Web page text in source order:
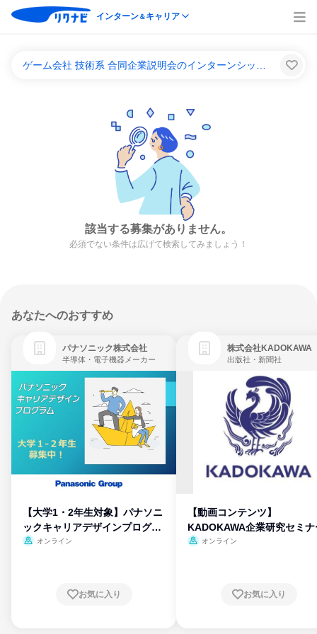
インターン＆キャリア
該当する募集がありません。
必須でない条件は広げて検索してみましょう！
あなたへのおすすめ
パナソニック株式会社
半導体・電子機器メーカー
【大学1・2年生対象】パナソニ
ックキャリアデザインプログラ
ム
オンライン
お気に入り
株式会社KADOKAWA
出版社・新聞社
【動画コンテンツ】
KADOKAWA企業研究セミナ
オンライン
お気に入り